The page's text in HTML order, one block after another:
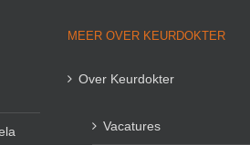
MEER OVER KEURDOKTER
Over Keurdokter
Vacatures